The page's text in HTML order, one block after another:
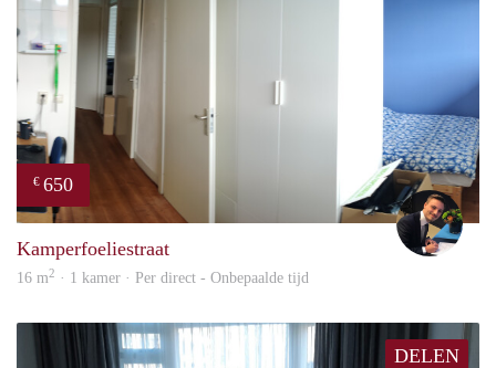
€ 650
Kamperfoeliestraat
16 m2 · 1 kamer · Per direct - Onbepaalde tijd
DELEN